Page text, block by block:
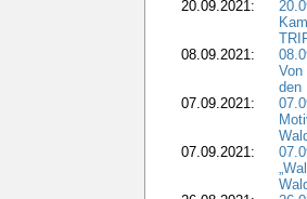
20.09.2021:
08.09.2021:
den
07.09.2021:
07.09.2021: